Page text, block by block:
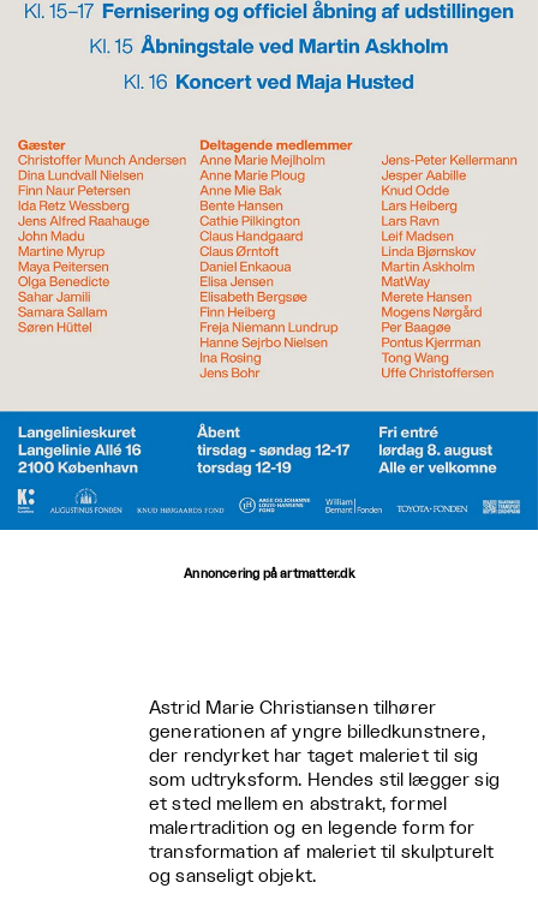
Annoncering på artmatter.dk
Astrid Marie Christiansen tilhører
generationen af yngre billedkunstnere,
der rendyrket har taget maleriet til sig
som udtryksform. Hendes stil lægger sig
et sted mellem en abstrakt, formel
malertradition og en legende form for
transformation af maleriet til skulpturelt
og sanseligt objekt.